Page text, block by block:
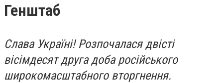
Генштаб
Слава Україні! Розпочалася двісті
вісімдесят друга доба російського
широкомасштабного вторгнення.